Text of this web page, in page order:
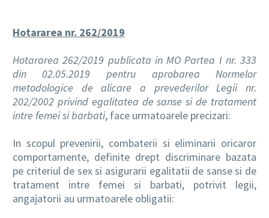
Hotararea nr. 262/2019
Hotararea 262/2019 publicata in MO Partea I nr. 333
din 02.05.2019 pentru aprobarea Normelor
metodologice de alicare a prevederilor Legii nr.
202/2002 privind egalitatea de sanse si de tratament
intre femei si barbati, face urmatoarele precizari:
In scopul prevenirii, combaterii si eliminarii oricaror
comportamente, definite drept discriminare bazata
pe criteriul de sex si asigurarii egalitatii de sanse si de
tratament intre femei si barbati, potrivit legii,
angajatorii au urmatoarele obligatii: